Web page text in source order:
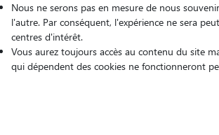
Pour quel animal ?
Trouver mon Pet Sitter
Nous ne serons pas en mesure de nous
l'autre. Par conséquent, l'expérience ne sera
centres d'intérêt.
Vous aurez toujours accès au contenu du site
qui dépendent des cookies ne fonctionneront